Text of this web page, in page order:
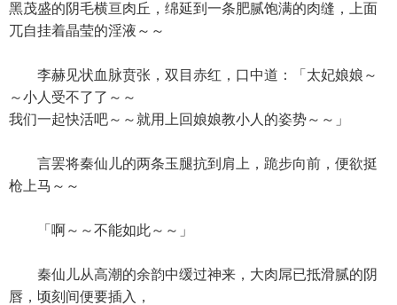
黑茂盛的阴毛横亘肉丘，绵延到一条肥腻饱满的肉缝，上面
兀自挂着晶莹的淫液～～
李赫见状血脉贲张，双目赤红，口中道：「太妃娘娘～
～小人受不了了～～
我们一起快活吧～～就用上回娘娘教小人的姿势～～」
言罢将秦仙儿的两条玉腿抗到肩上，跪步向前，便欲挺
枪上马～～
「啊～～不能如此～～」
秦仙儿从高潮的余韵中缓过神来，大肉屌已抵滑腻的阴
唇，顷刻间便要插入，